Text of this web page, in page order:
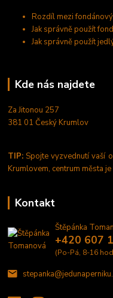
Rozdíl mezi
Jak správně použít
Jak správně použít
Kde nás najdete
Za Jitonou 257
381 01 Český Krumlov
TIP: Spojte vyzvednutí vaší
Krumlovem, centrum města
Kontakt
Štěpánka
+420 607
(Po-Pá, 8-16